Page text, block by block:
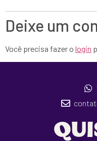
Deixe um
Você precisa fazer o login